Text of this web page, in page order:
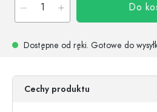
Do
Dostępne od ręki. Gotowe do
Cechy produktu